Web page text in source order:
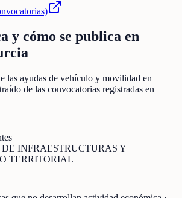
y cómo se publica en
las ayudas de vehículo y movilidad en
de las convocatorias registradas en
DE INFRAESTRUCTURAS Y
TERRITORIAL